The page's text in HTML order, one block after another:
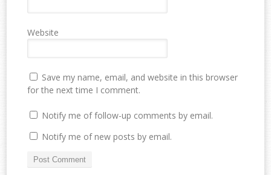
Website
Save my name, email, and website in this browser
for the next time I comment.
Notify me of follow-up comments by email.
Notify me of new posts by email.